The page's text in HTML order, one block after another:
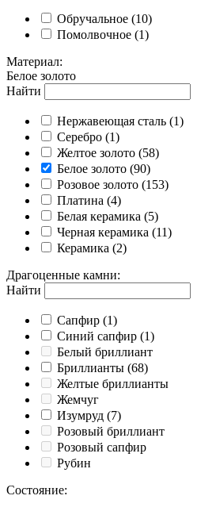
Обручальное (10)
Помолвочное (1)
Материал:
Белое золото
Найти
Нержавеющая сталь (1)
Серебро (1)
Желтое золото (58)
Белое золото (90)
Розовое золото (153)
Платина (4)
Белая керамика (5)
Черная керамика (11)
Керамика (2)
Драгоценные камни:
Найти
Cапфир (1)
Cиний сапфир (1)
Белый бриллиант
Бриллианты (68)
Желтые бриллианты
Жемчуг
Изумруд (7)
Розовый бриллиант
Розовый сапфир
Рубин
Состояние: